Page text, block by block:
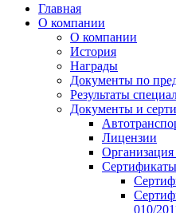
Главная
О компании
О компании
История
Награды
Документы по
Результаты
Документы и
Лицензии
Организация
Cертификаты
010/